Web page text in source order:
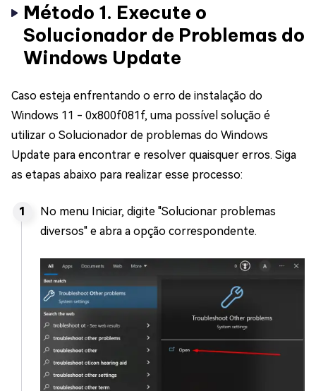
Método 1. Execute o
Solucionador de Problemas do
Windows Update
Caso esteja enfrentando o erro de instalação do
Windows 11 - 0x800f081f, uma possível solução é
utilizar o Solucionador de problemas do Windows
Update para encontrar e resolver quaisquer erros. Siga
as etapas abaixo para realizar esse processo:
No menu Iniciar, digite "Solucionar problemas
diversos" e abra a opção correspondente.